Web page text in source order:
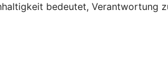
bedeutet, Verantwortung